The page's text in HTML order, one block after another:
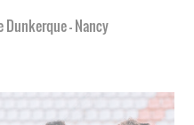
Dunkerque - Nancy